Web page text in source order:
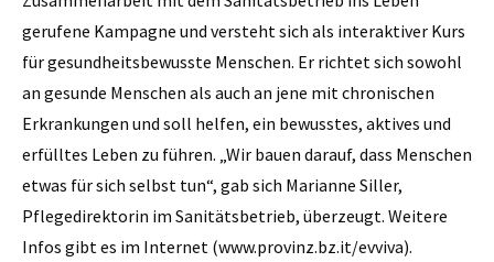
gerufene Kampagne und versteht sich als interaktiver Kurs
für gesundheitsbewusste Menschen. Er richtet sich sowohl
an gesunde Menschen als auch an jene mit chronischen
Erkrankungen und soll helfen, ein bewusstes, aktives und
erfülltes Leben zu führen. „Wir bauen darauf, dass Menschen
etwas für sich selbst tun“, gab sich Marianne Siller,
Pflegedirektorin im Sanitätsbetrieb, überzeugt. Weitere
Infos gibt es im Internet (www.provinz.bz.it/evviva).